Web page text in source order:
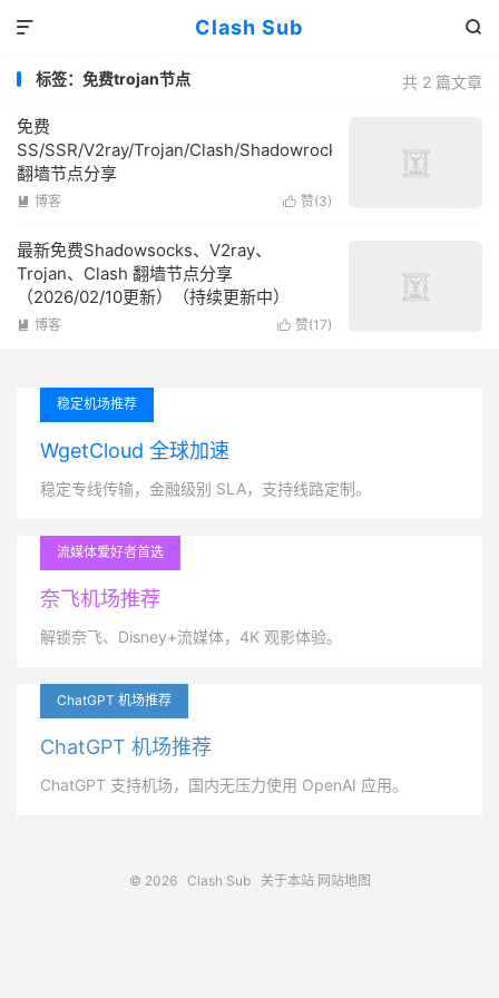
Clash Sub 

共 2 篇文章
标签：免费trojan节点
免费
SS/SSR/V2ray/Trojan/Clash/Shadowrocket
翻墙节点分享
 赞(3)
 博客
最新免费Shadowsocks、V2ray、
Trojan、Clash 翻墙节点分享
（2026/02/10更新）（持续更新中）
 赞(17)
 博客
稳定机场推荐
WgetCloud 全球加速
稳定专线传输，金融级别 SLA，支持线路定制。
流媒体爱好者首选
奈飞机场推荐
解锁奈飞、Disney+流媒体，4K 观影体验。
ChatGPT 机场推荐
ChatGPT 机场推荐
ChatGPT 支持机场，国内无压力使用 OpenAI 应用。
© 2026 Clash Sub 关于本站 网站地图